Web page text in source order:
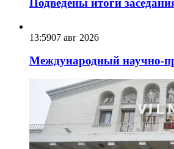
Подведены итоги
13:5907 авг 2026
Международный научно-